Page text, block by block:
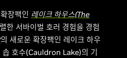
장팩인 레이크 하우스(The
한 서바이벌 호러 경험을 경험
의 새로운 확장팩인 레이크 하우
호수(Cauldron Lake)의 기